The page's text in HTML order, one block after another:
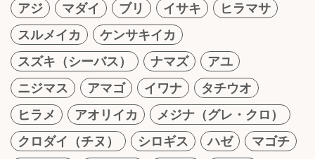
アジ マダイ ブリ イサキ
ヒラマサ
スルメイカ
ケンサキイカ
スズキ（シーバス）
ナマズ
アユ
ニジマス
アマゴ イワナ
タチウオ
ヒラメ
アオリイカ
メジナ（グレ・クロ）
クロダイ（チヌ）
シロギス ハゼ
マゴチ